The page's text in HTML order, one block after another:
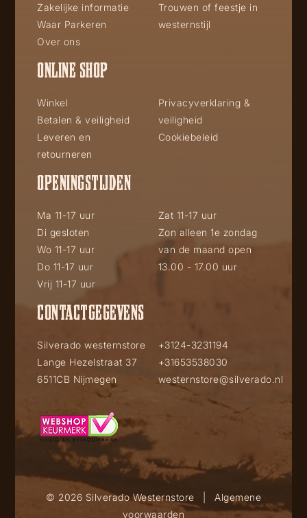
Zakelijke informatie
Waar Parkeren
Over ons
Trouwen of feestje in
westernstijl
ONLINE SHOP
Winkel
Betalen & veiligheid
Leveren en
retourneren
Privacyverklaring &
veiligheid
Cookiebeleid
OPENINGSTIJDEN
Ma 11-17 uur
Di gesloten
Wo 11-17 uur
Do 11-17 uur
Vrij 11-17 uur
Zat 11-17 uur
Zon alleen 1e zondag
van de maand open
13.00 - 17.00 uur
CONTACTGEGEVENS
Silverado westernstore
Lange Hezelstraat 37
6511CB Nijmegen
+3124-3231194
+31653538030
westernstore@silverado.nl
© 2026 Silverado Westernstore
Algemene
voorwaarden